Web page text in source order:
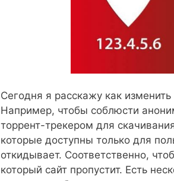
Сегодня я расскажу как
Например, чтобы соблюсти
торрент-трекером для
которые доступны только для
откидывает. Соответственно,
который сайт пропустит. Есть